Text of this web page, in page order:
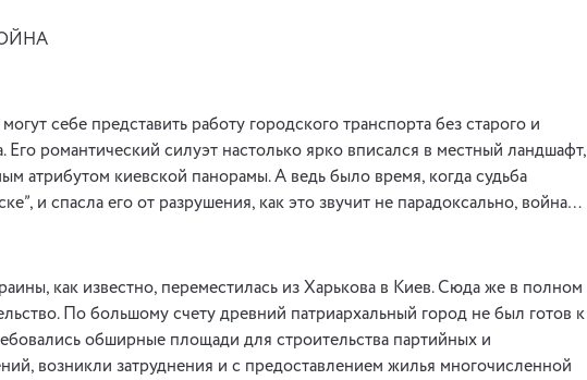
себе представить работу городского транспорта без старого и
Его романтический силуэт настолько ярко вписался в местный ландшафт,
атрибутом киевской панорамы. А ведь было время, когда судьба
и спасла его от разрушения, как это звучит не парадоксально, война…
как известно, переместилась из Харькова в Киев. Сюда же в полном
По большому счету древний патриархальный город не был готов к
обширные площади для строительства партийных и
возникли затруднения и с предоставлением жилья многочисленной